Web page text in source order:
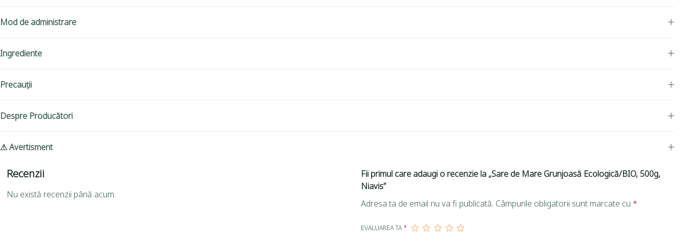
Mod de administrare
Ingrediente
Precauții
Despre Producători
⚠ Avertisment
Recenzii
Nu există recenzii până acum.
Fii primul care adaugi o recenzie la „Sare de Mare Grunjoasă Ecologică/BIO, 500g,
Niavis”
Adresa ta de email nu va fi publicată. Câmpurile obligatorii sunt marcate cu *
EVALUAREA TA*